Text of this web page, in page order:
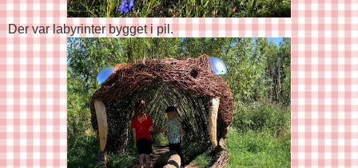
Der var labyrinter bygget i pil.